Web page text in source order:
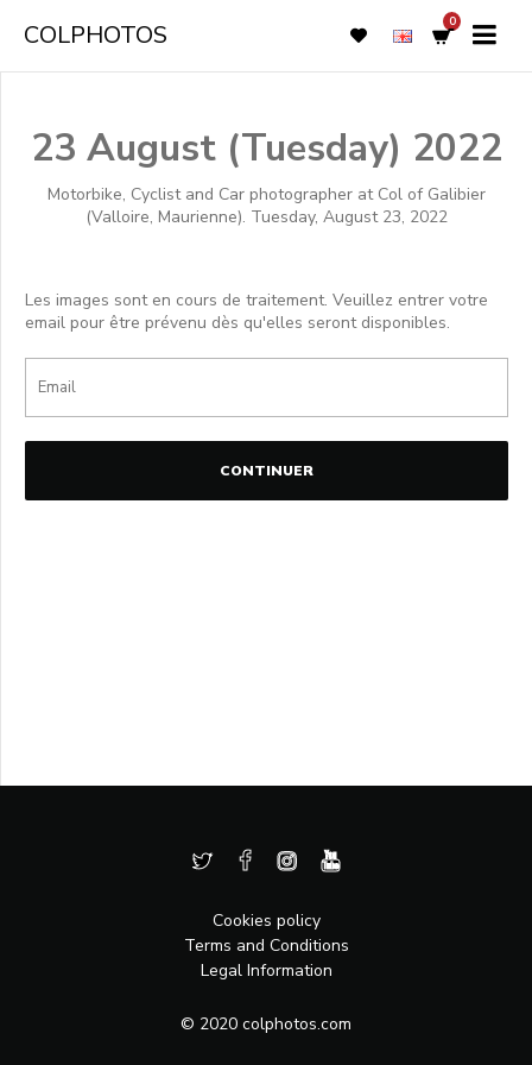
COLPHOTOS 0
23 August (Tuesday) 2022
Motorbike, Cyclist and Car photographer at Col of Galibier
(Valloire, Maurienne). Tuesday, August 23, 2022
Les images sont en cours de traitement. Veuillez entrer votre
email pour être prévenu dès qu'elles seront disponibles.
CONTINUER
Cookies policy
Terms and Conditions
Legal Information
© 2020 colphotos.com